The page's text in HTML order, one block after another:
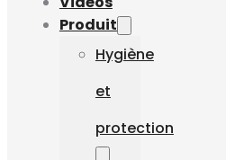
Produit
Hygiène
et
protection